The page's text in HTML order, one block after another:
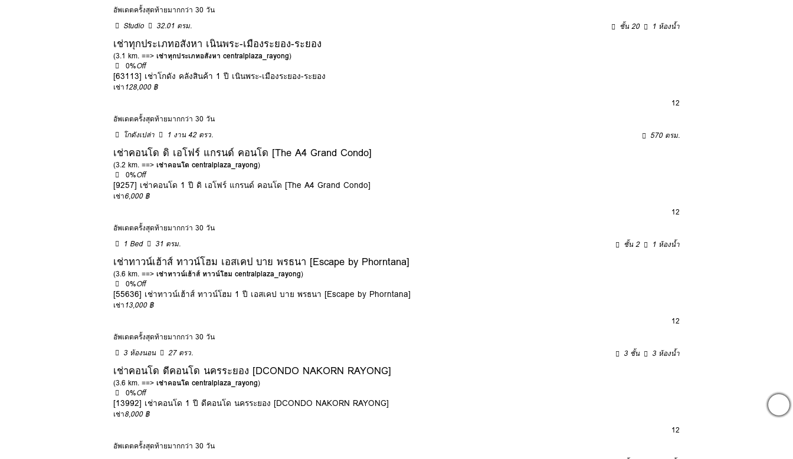
อัพเดตครั้งสุดท้ายมากกว่า 30 วัน
Studio
32.01 ตรม. ชั้น 20 1 ห้องน้ำ
เช่าทุกประเภทอสังหา เนินพระ-เมืองระยอง-ระยอง
(3.1 km. ==> เช่าทุกประเภทอสังหา centralplaza_rayong)
0%Off
[63113] เช่าโกดัง คลังสินค้า 1 ปี เนินพระ-เมืองระยอง-ระยอง
เช่า128,000 ฿
12
อัพเดตครั้งสุดท้ายมากกว่า 30 วัน
โกดังเปล่า
1 งาน 42 ตรว. 570 ตรม.
เช่าคอนโด ดิ เอโฟร์ แกรนด์ คอนโด [The A4 Grand Condo]
(3.2 km. ==> เช่าคอนโด centralplaza_rayong)
0%Off
[9257] เช่าคอนโด 1 ปี ดิ เอโฟร์ แกรนด์ คอนโด [The A4 Grand Condo]
เช่า6,000 ฿
12
อัพเดตครั้งสุดท้ายมากกว่า 30 วัน
1 Bed
31 ตรม. ชั้น 2 1 ห้องน้ำ
เช่าทาวน์เฮ้าส์ ทาวน์โฮม เอสเคป บาย พรธนา [Escape by Phorntana]
(3.6 km. ==> เช่าทาวน์เฮ้าส์ ทาวน์โฮม centralplaza_rayong)
0%Off
[55636] เช่าทาวน์เฮ้าส์ ทาวน์โฮม 1 ปี เอสเคป บาย พรธนา [Escape by Phorntana]
เช่า13,000 ฿
12
อัพเดตครั้งสุดท้ายมากกว่า 30 วัน
3 ห้องนอน
27 ตรว. 3 ชั้น 3 ห้องน้ำ
เช่าคอนโด ดีคอนโด นครระยอง [DCONDO NAKORN RAYONG]
(3.6 km. ==> เช่าคอนโด centralplaza_rayong)
0%Off
[13992] เช่าคอนโด 1 ปี ดีคอนโด นครระยอง [DCONDO NAKORN RAYONG]
เช่า8,000 ฿
12
อัพเดตครั้งสุดท้ายมากกว่า 30 วัน